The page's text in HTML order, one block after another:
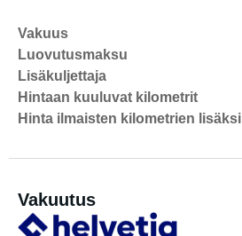
Vakuus
Luovutusmaksu
Lisäkuljettaja
Hintaan kuuluvat kilometrit
Hinta ilmaisten kilometrien lisäksi
Vakuutus